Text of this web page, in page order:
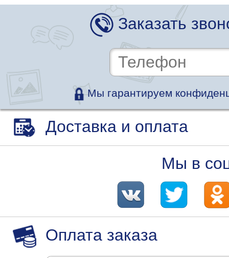
Заказать
Мы гарантируем
Доставка и оплата
Мы в
Оплата заказа